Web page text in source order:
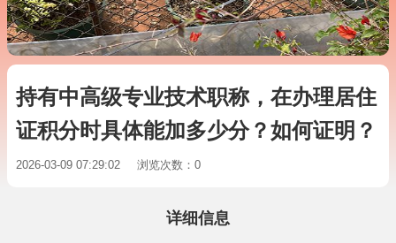
持有中高级专业技术职称，在办理居住
证积分时具体能加多少分？如何证明？
2026-03-09 07:29:02 浏览次数：0
详细信息